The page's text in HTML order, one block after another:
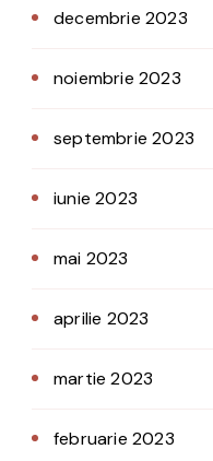
decembrie 2023
noiembrie 2023
septembrie 2023
iunie 2023
mai 2023
aprilie 2023
martie 2023
februarie 2023